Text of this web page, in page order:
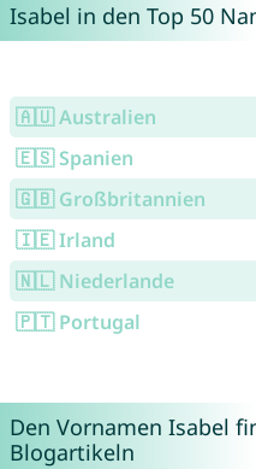
Isabel in den Top 50
🇦🇺 Australien
🇪🇸 Spanien
🇬🇧 Großbritannien
🇮🇪 Irland
🇳🇱 Niederlande
🇵🇹 Portugal
Den Vornamen Isabel
Blogartikeln